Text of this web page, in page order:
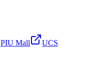
PIU Mall UCS